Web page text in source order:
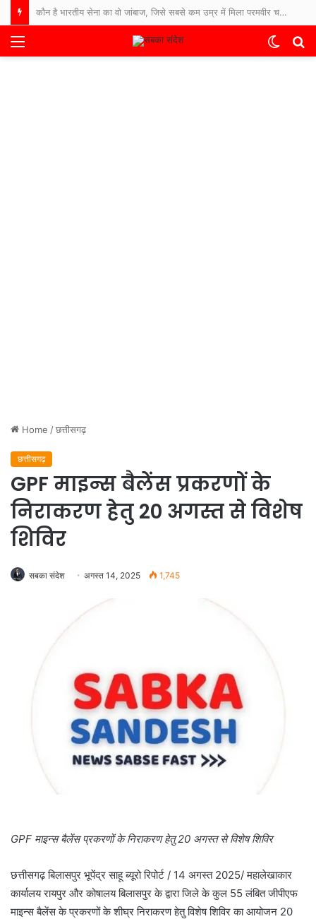
कौन है भारतीय सेना का वो जांबाज, जिसे सबसे कम उम्र में मिला परमवीर चक्र सम्मान?
Menu
Switch
Home /छत्तीसगढ़
छत्तीसगढ़
GPF माइन्स बैलेंस प्रकरणों के
निराकरण हेतु 20 अगस्त से विशेष
शिविर
सबका संदेश अगस्त 14, 2025 1,745
GPF माइन्स बैलेंस प्रकरणों के निराकरण हेतु 20 अगस्त से विशेष शिविर
छत्तीसगढ़ बिलासपुर भूपेंद्र साहू ब्यूरो रिपोर्ट / 14 अगस्त 2025/ महालेखाकार
कार्यालय रायपुर और कोषालय बिलासपुर के द्वारा जिले के कुल 55 लंबित जीपीएफ
माइन्स बैलेंस के प्रकरणों के शीघ्र निराकरण हेतु विशेष शिविर का आयोजन 20